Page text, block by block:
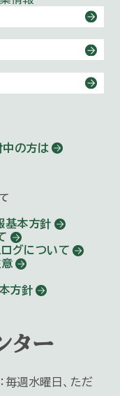
中の方は
基本方針
グについて
方針
ター
週水曜日、ただ